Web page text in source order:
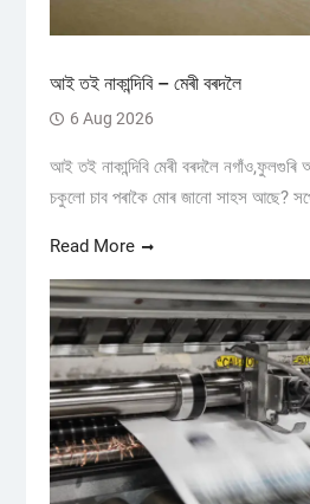
আই তই নাকান্দিবি – মেৰী বৰদলৈ
6 Aug 2026
আই তই নাকান্দিবি মেৰী বৰদলৈ
চকুলো চাব পৰাকৈ মোৰ জানো সাহস আছে?
Read More